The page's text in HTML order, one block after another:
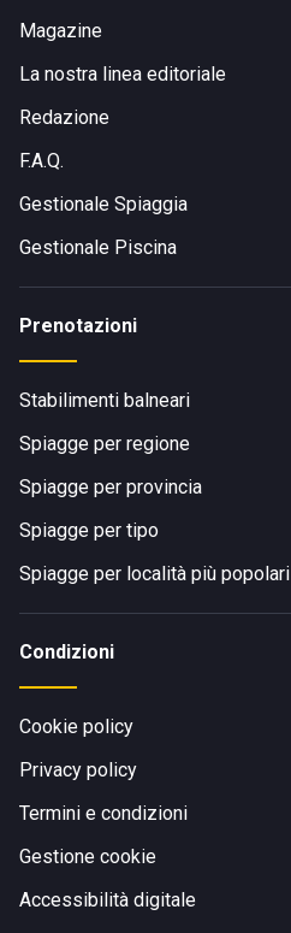
Magazine
La nostra linea editoriale
Redazione
F.A.Q.
Gestionale Spiaggia
Gestionale Piscina
Prenotazioni
Stabilimenti balneari
Spiagge per regione
Spiagge per provincia
Spiagge per tipo
Spiagge per località più popolari
Condizioni
Cookie policy
Privacy policy
Termini e condizioni
Gestione cookie
Accessibilità digitale